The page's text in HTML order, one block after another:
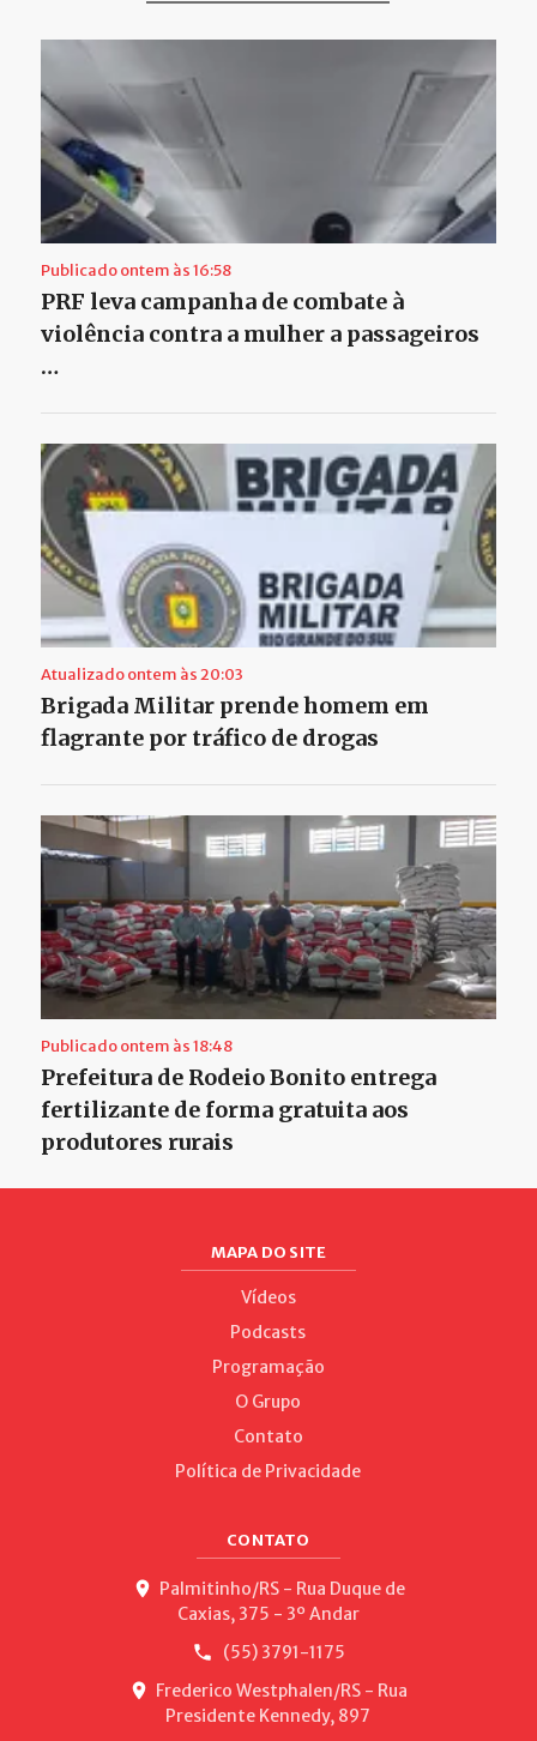
Publicado ontem às 16:58
PRF leva campanha de combate à
violência contra a mulher a passageiros
…
Atualizado ontem às 20:03
Brigada Militar prende homem em
flagrante por tráfico de drogas
Publicado ontem às 18:48
Prefeitura de Rodeio Bonito entrega
fertilizante de forma gratuita aos
produtores rurais
MAPA DO SITE
Vídeos
Podcasts
Programação
O Grupo
Contato
Política de Privacidade
CONTATO
Palmitinho/RS - Rua Duque de
Caxias, 375 - 3º Andar
(55) 3791-1175
Frederico Westphalen/RS - Rua
Presidente Kennedy, 897